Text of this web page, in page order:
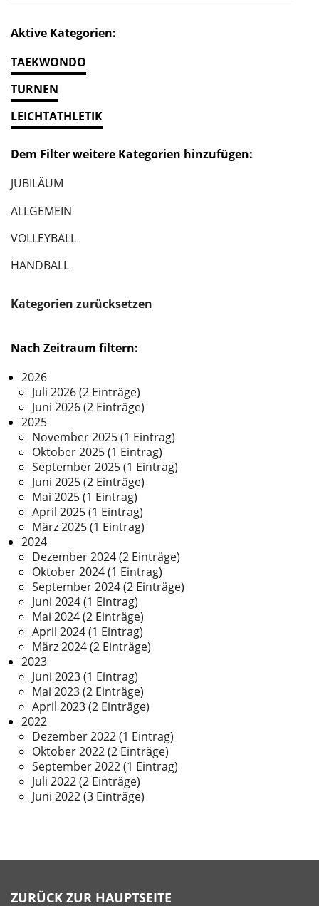
Aktive Kategorien:
TAEKWONDO
TURNEN
LEICHTATHLETIK
Dem Filter weitere Kategorien hinzufügen:
JUBILÄUM
ALLGEMEIN
VOLLEYBALL
HANDBALL
Kategorien zurücksetzen
Nach Zeitraum filtern:
2026
Juli 2026 (2 Einträge)
Juni 2026 (2 Einträge)
2025
November 2025 (1 Eintrag)
Oktober 2025 (1 Eintrag)
September 2025 (1 Eintrag)
Juni 2025 (2 Einträge)
Mai 2025 (1 Eintrag)
April 2025 (1 Eintrag)
März 2025 (1 Eintrag)
2024
Dezember 2024 (2 Einträge)
Oktober 2024 (1 Eintrag)
September 2024 (2 Einträge)
Juni 2024 (1 Eintrag)
Mai 2024 (2 Einträge)
April 2024 (1 Eintrag)
März 2024 (2 Einträge)
2023
Juni 2023 (1 Eintrag)
Mai 2023 (2 Einträge)
April 2023 (2 Einträge)
2022
Dezember 2022 (1 Eintrag)
Oktober 2022 (2 Einträge)
September 2022 (1 Eintrag)
Juli 2022 (2 Einträge)
Juni 2022 (3 Einträge)
ZURÜCK ZUR HAUPTSEITE